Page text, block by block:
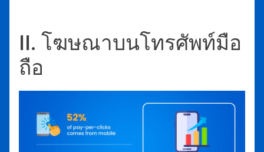
II. โฆษณาบนโทรศัพท์มือ
ถือ